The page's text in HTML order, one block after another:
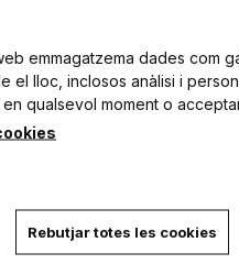
emmagatzema dades com
el lloc, inclosos anàlisi i
qualsevol moment o
Rebutjar totes les cookies